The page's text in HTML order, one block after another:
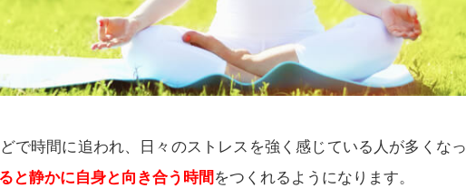
で時間に追われ、日々のストレスを強く感じている人が多くなっ
と静かに自身と向き合う時間 をつくれるようになります。